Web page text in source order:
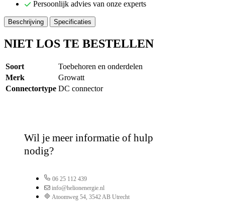
Persoonlijk advies van onze experts
Beschrijving Specificaties
NIET LOS TE BESTELLEN
Soort
Toebehoren en onderdelen
Merk
Growatt
Connectortype DC connector
Wil je meer informatie of hulp
nodig?
06 25 112 439
info@helionenergie.nl
Atoomweg 54, 3542 AB Utrecht